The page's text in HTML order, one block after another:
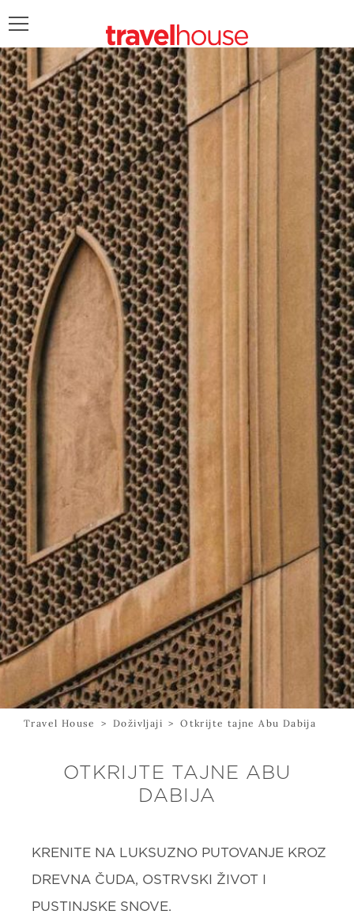
POŠALJITE UPIT
Travel House > Doživljaji > Otkrijte tajne Abu Dabija
OTKRIJTE TAJNE ABU
DABIJA
KRENITE NA LUKSUZNO PUTOVANJE KROZ
DREVNA ČUDA, OSTRVSKI ŽIVOT I
PUSTINJSKE SNOVE.